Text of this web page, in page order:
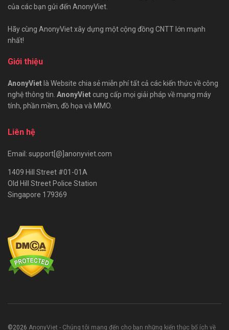
của các bạn gửi đến AnonyViet.
Hãy cùng AnonyViet xây dựng một cộng đồng CNTT lớn mạnh
nhất!
Giới thiệu
AnonyViet là Website chia sẻ miễn phí tất cả các kiến thức về công
nghệ thông tin. AnonyViet cung cấp mọi giải pháp về mạng máy
tính, phần mềm, đồ họa và MMO.
Liên hệ
Email: support[@]anonyviet.com
1409 Hill Street #01-01A
Old Hill Street Police Station
Singapore 179369
©2026 AnonyViet - Chúng tôi mang đến cho bạn những kiến thức bổ ích về